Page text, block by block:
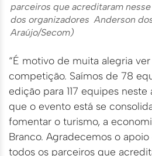
parceiros que acreditaram
dos organizadores Anderson
Araújo/Secom)
“É motivo de muita alegria
competição. Saímos de 78
edição para 117 equipes neste
que o evento está se
fomentar o turismo, a
Branco. Agradecemos o
todos os parceiros que